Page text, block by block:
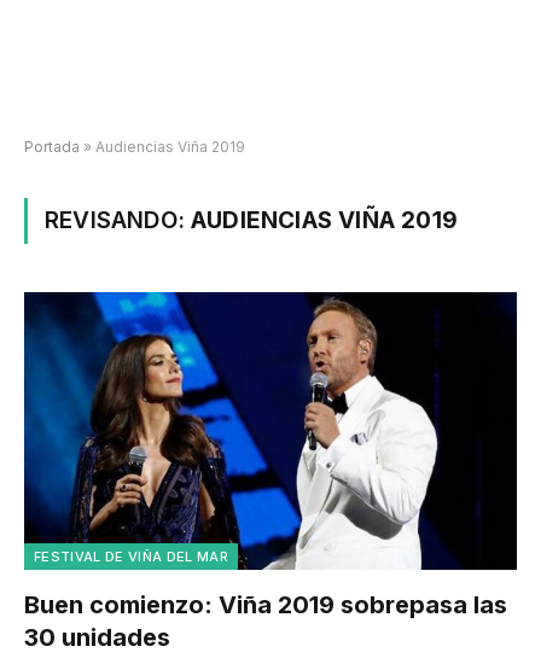
Portada » Audiencias Viña 2019
REVISANDO:AUDIENCIAS VIÑA 2019
FESTIVAL DE VIÑA DEL MAR
Buen comienzo: Viña 2019 sobrepasa las
30 unidades